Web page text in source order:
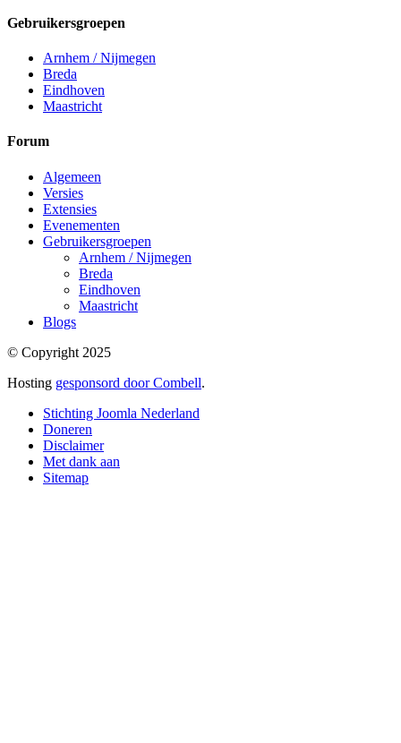
Gebruikersgroepen
Arnhem / Nijmegen
Breda
Eindhoven
Maastricht
Forum
Algemeen
Versies
Extensies
Evenementen
Gebruikersgroepen
Arnhem / Nijmegen
Breda
Eindhoven
Maastricht
Blogs
© Copyright 2025
Hosting gesponsord door Combell.
Stichting Joomla Nederland
Doneren
Disclaimer
Met dank aan
Sitemap